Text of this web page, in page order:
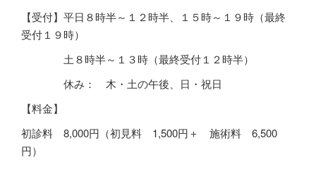
【受付】平日８時半～１２時半、１５時～１９時（最終
受付１９時）
土８時半～１３時（最終受付１２時半）
休み： 木・土の午後、日・祝日
【料金】
初診料 8,000円（初見料 1,500円＋ 施術料 6,500
円）